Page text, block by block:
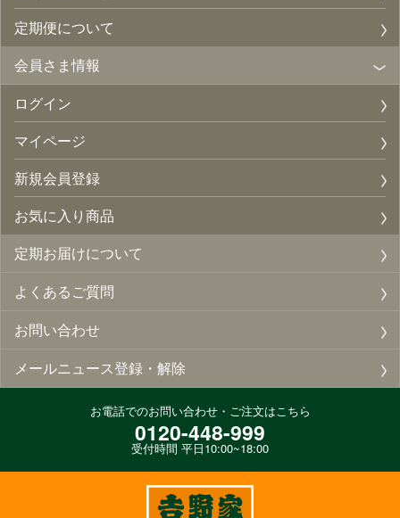
定期便について
会員さま情報
ログイン
マイページ
新規会員登録
お気に入り商品
定期お届けについて
よくあるご質問
お問い合わせ
メールニュース登録・解除
お電話でのお問い合わせ・ご注文はこちら
0120-448-999
受付時間 平日10:00~18:00